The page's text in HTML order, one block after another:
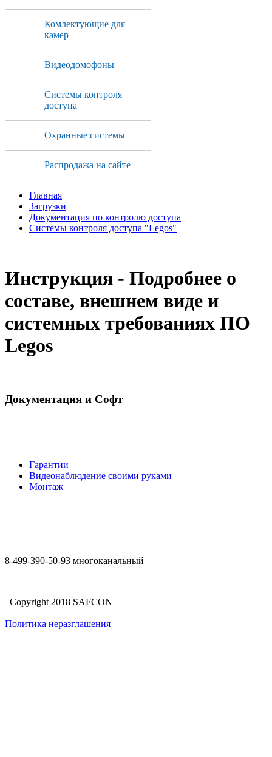
Комлектующие для
камер
Видеодомофоны
Системы контроля
доступа
Охранные системы
Распродажа на сайте
Главная
Загрузки
Документация по контролю доступа
Системы контроля доступа "Legos"
Инструкция - Подробнее о
составе, внешнем виде и
системных требованиях ПО
Legos
Документация и Софт
Гарантии
Видеонаблюдение своими руками
Монтаж
8-499-390-50-93 многоканальный
Copyright 2018 SAFCON
Политика неразглашения